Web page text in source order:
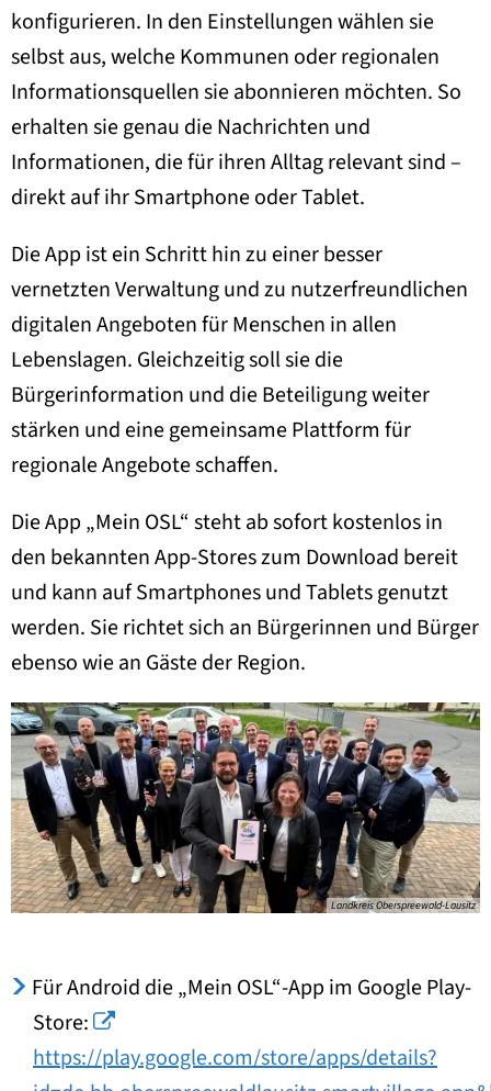
konfigurieren. In den Einstellungen wählen sie
selbst aus, welche Kommunen oder regionalen
Informationsquellen sie abonnieren möchten. So
erhalten sie genau die Nachrichten und
Informationen, die für ihren Alltag relevant sind –
direkt auf ihr Smartphone oder Tablet.
Die App ist ein Schritt hin zu einer besser
vernetzten Verwaltung und zu nutzerfreundlichen
digitalen Angeboten für Menschen in allen
Lebenslagen. Gleichzeitig soll sie die
Bürgerinformation und die Beteiligung weiter
stärken und eine gemeinsame Plattform für
regionale Angebote schaffen.
Die App „Mein OSL“ steht ab sofort kostenlos in
den bekannten App-Stores zum Download bereit
und kann auf Smartphones und Tablets genutzt
werden. Sie richtet sich an Bürgerinnen und Bürger
ebenso wie an Gäste der Region.
Landkreis Oberspreewald-Lausitz
Für Android die „Mein OSL“-App im Google Play-
Store:
https://play.google.com/store/apps/details?